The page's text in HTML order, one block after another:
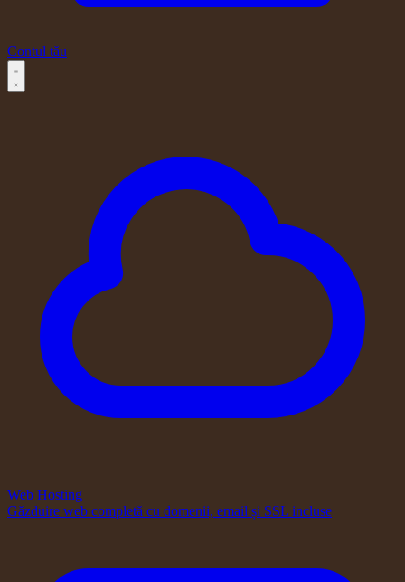
Contul tău
Web Hosting
Găzduire web completă cu domenii, email și SSL incluse